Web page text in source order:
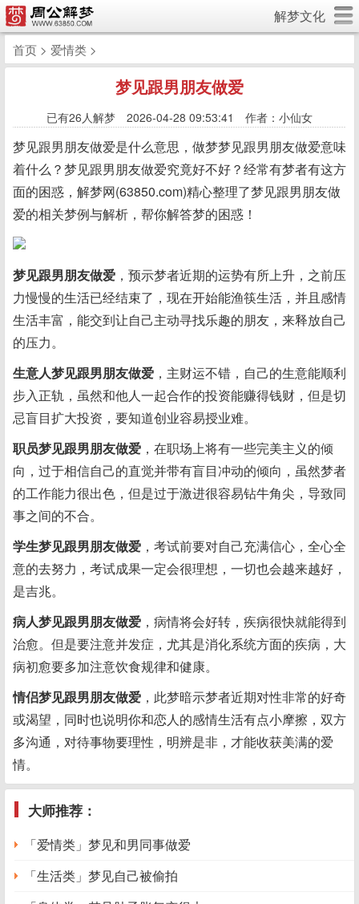
解梦文化
首页 > 爱情类 >
梦见跟男朋友做爱
已有26人解梦 2026-04-28 09:53:41 作者：小仙女
梦见跟男朋友做爱是什么意思，做梦梦见跟男朋友做爱意味
着什么？梦见跟男朋友做爱究竟好不好？经常有梦者有这方
面的困惑，解梦网(63850.com)精心整理了梦见跟男朋友做
爱的相关梦例与解析，帮你解答梦的困惑！
梦见跟男朋友做爱 ，预示梦者近期的运势有所上升，之前压
力慢慢的生活已经结束了，现在开始能渔筷生活，并且感情
生活丰富，能交到让自己主动寻找乐趣的朋友，来释放自己
的压力。
生意人梦见跟男朋友做爱 ，主财运不错，自己的生意能顺利
步入正轨，虽然和他人一起合作的投资能赚得钱财，但是切
忌盲目扩大投资，要知道创业容易授业难。
职员梦见跟男朋友做爱 ，在职场上将有一些完美主义的倾
向，过于相信自己的直觉并带有盲目冲动的倾向，虽然梦者
的工作能力很出色，但是过于激进很容易钻牛角尖，导致同
事之间的不合。
学生梦见跟男朋友做爱 ，考试前要对自己充满信心，全心全
意的去努力，考试成果一定会很理想，一切也会越来越好，
是吉兆。
病人梦见跟男朋友做爱 ，病情将会好转，疾病很快就能得到
治愈。但是要注意并发症，尤其是消化系统方面的疾病，大
病初愈要多加注意饮食规律和健康。
情侣梦见跟男朋友做爱 ，此梦暗示梦者近期对性非常的好奇
或渴望，同时也说明你和恋人的感情生活有点小摩擦，双方
多沟通，对待事物要理性，明辨是非，才能收获美满的爱
情。
大师推荐：
「爱情类」梦见和男同事做爱
「生活类」梦见自己被偷拍